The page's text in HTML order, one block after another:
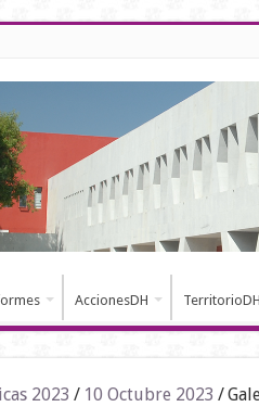
AccionesDH TerritorioDH
2023 / 10 Octubre 2023 /